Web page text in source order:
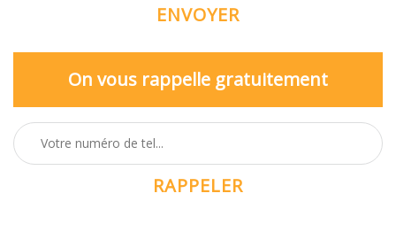
On vous rappelle gratuitement